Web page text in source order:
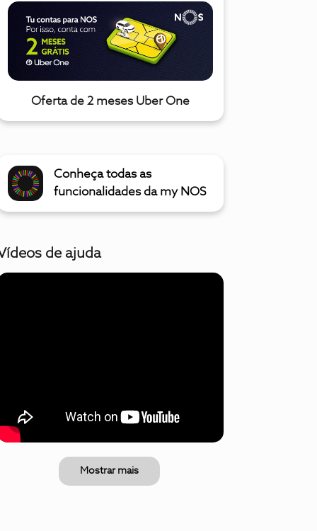
Oferta de 2 meses Uber One
Conheça todas as
funcionalidades da my NOS
de ajuda
Mostrar mais